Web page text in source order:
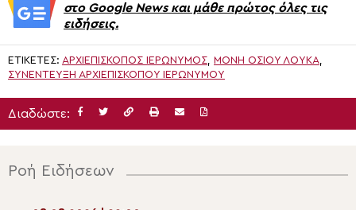
στο Google News και μάθε πρώτος όλες τις
ειδήσεις.
ΕΤΙΚΈΤΕΣ: ΑΡΧΙΕΠΊΣΚΟΠΟΣ ΙΕΡΏΝΥΜΟΣ, ΜΟΝΉ ΟΣΊΟΥ ΛΟΥΚΆ,
ΣΥΝΈΝΤΕΥΞΗ ΑΡΧΙΕΠΙΣΚΌΠΟΥ ΙΕΡΩΝΎΜΟΥ
Διαδώστε:
Ροή Ειδήσεων